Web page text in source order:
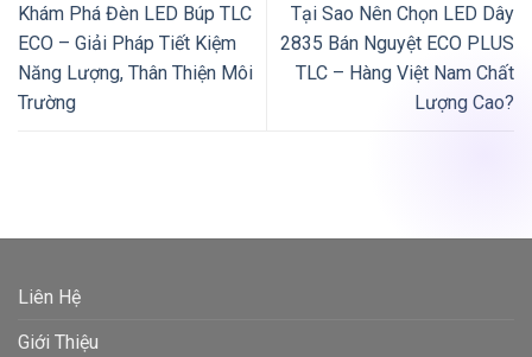
Khám Phá Đèn LED Búp TLC
ECO – Giải Pháp Tiết Kiệm
Năng Lượng, Thân Thiện Môi
Trường
Tại Sao Nên Chọn LED Dây
2835 Bán Nguyệt ECO PLUS
TLC – Hàng Việt Nam Chất
Lượng Cao?
Liên Hệ
Giới Thiệu